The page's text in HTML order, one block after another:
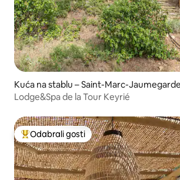
Kuća na stablu – Saint-Marc-Jaumegarde
Lodge&Spa de la Tour Keyrié
Među najviše rangiranima s oznakom
Odabrali gosti